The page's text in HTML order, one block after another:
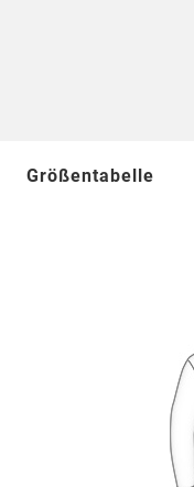
Größentabelle